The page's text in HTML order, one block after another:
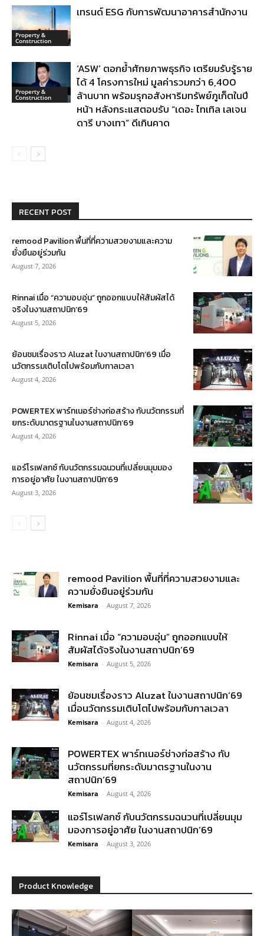
Property &
Construction
เทรนด์ ESG กับการพัฒนาอาคารสำนักงาน
Property &
Construction
‘ASW’ ตอกย้ำศักยภาพธุรกิจ เตรียมรับรู้ราย
ได้ 4 โครงการใหม่ มูลค่ารวมกว่า 6,400
ล้านบาท พร้อมรุกอสังหาริมทรัพย์ภูเก็ตในปี
หน้า หลังกระแสตอบรับ “เดอะ ไทเทิล เลเจน
ดารี บางเทา” ดีเกินคาด
RECENT POST
remood Pavilion พื้นที่ที่ความสวยงามและความ
ยั่งยืนอยู่ร่วมกัน
August 7, 2026
Rinnai เมื่อ “ความอบอุ่น” ถูกออกแบบให้สัมผัสได้
จริงในงานสถาปนิก’69
August 5, 2026
ย้อนชมเรื่องราว Aluzat ในงานสถาปนิก’69 เมื่อ
นวัตกรรมเติบโตไปพร้อมกับกาลเวลา
August 4, 2026
POWERTEX พาร์ทเนอร์ช่างก่อสร้าง กับนวัตกรรมที่
ยกระดับมาตรฐานในงานสถาปนิก’69
August 4, 2026
แอร์โรเฟลกซ์ กับนวัตกรรมฉนวนที่เปลี่ยนมุมมอง
การอยู่อาศัย ในงานสถาปนิก’69
August 3, 2026
remood Pavilion พื้นที่ที่ความสวยงามและ
ความยั่งยืนอยู่ร่วมกัน
Kemisara - August 7, 2026
Rinnai เมื่อ “ความอบอุ่น” ถูกออกแบบให้
สัมผัสได้จริงในงานสถาปนิก’69
Kemisara - August 5, 2026
ย้อนชมเรื่องราว Aluzat ในงานสถาปนิก’69
เมื่อนวัตกรรมเติบโตไปพร้อมกับกาลเวลา
Kemisara - August 4, 2026
POWERTEX พาร์ทเนอร์ช่างก่อสร้าง กับ
นวัตกรรมที่ยกระดับมาตรฐานในงาน
สถาปนิก’69
Kemisara - August 4, 2026
แอร์โรเฟลกซ์ กับนวัตกรรมฉนวนที่เปลี่ยนมุม
มองการอยู่อาศัย ในงานสถาปนิก’69
Kemisara - August 3, 2026
Product Knowledge